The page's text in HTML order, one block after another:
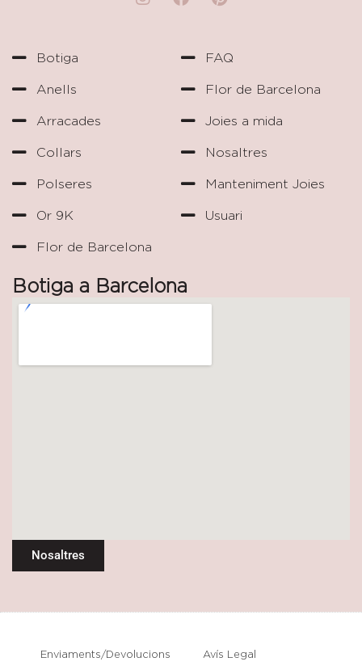
Botiga
Anells
Arracades
Collars
Polseres
Or 9K
Flor de Barcelona
FAQ
Flor de Barcelona
Joies a mida
Nosaltres
Manteniment Joies
Usuari
Botiga a Barcelona
Nosaltres
Enviaments/Devolucions Avís Legal